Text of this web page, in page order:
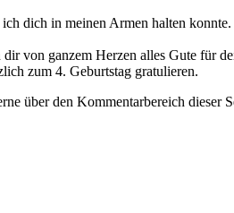
dich in meinen Armen halten
von ganzem Herzen alles Gute für
zum 4. Geburtstag gratulieren.
über den Kommentarbereich dieser